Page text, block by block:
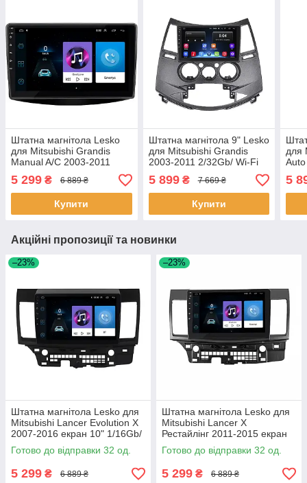
Штатна магнітола Lesko
для Mitsubishi Grandis
Manual A/C 2003-2011
екран 9" 1/16Gb Wi-Fi GPS
Base 6 шт.
5 299 ₴ 6 889 ₴
Купити
Штатна магнітола 9" Lesko
для Mitsubishi Grandis
2003-2011 2/32Gb/ Wi-Fi
5 899₴ 7 669 ₴
Купити
для
шт.
5
Акційні пропозиції та новинки
–23%
Штатна магнітола Lesko для
Mitsubishi Lancer Evolution X
2007-2016 екран 10" 1/16Gb/
Wi-Fi Optima GPS An 32 шт.
Готово до відправки 32 од.
5 299 ₴ 6 889 ₴
–23%
Штатна магнітола Lesko для
Mitsubishi Lancer X
Рестайлінг 2011-2015 екран
10" 1/16Gb/ Wi-Fi GPS Optima
32 шт.
Готово до відправки 32 од.
5 299 ₴ 6 889 ₴